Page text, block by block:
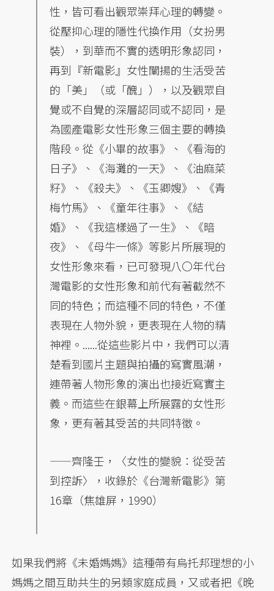
性，皆可看出觀眾崇拜心理的轉變。
從壓抑心理的隱性代換作用（女扮男
裝），到華而不實的透明形象認同，
再到『新電影』女性闡揚的生活受苦
的「美」（或「醜」），以及觀眾自
覺或不自覺的深層認同或不認同，是
為國產電影女性形象三個主要的轉換
階段。從《小畢的故事》、《看海的
日子》、《海灘的一天》、《油麻菜
籽》、《殺夫》、《玉卿嫂》、《青
梅竹馬》、《童年往事》、《結
婚》、《我這樣過了一生》、《暗
夜》、《母牛一條》等影片所展現的
女性形象來看，已可發現八〇年代台
灣電影的女性形象和前代有著截然不
同的特色；而這種不同的特色，不僅
表現在人物外貌，更表現在人物的精
神裡。......從這些影片中，我們可以清
楚看到國片主題與拍攝的寫實風潮，
連帶著人物形象的演出也接近寫實主
義。而這些在銀幕上所展露的女性形
象，更有著其受苦的共同特徵。
——齊隆壬，〈女性的變貌：從受苦
到控訴〉，收錄於《台灣新電影》第
16章（焦雄屏，1990）
如果我們將《未婚媽媽》這種帶有烏托邦理想的小
媽媽之間互助共生的另類家庭成員，又或者把《晚